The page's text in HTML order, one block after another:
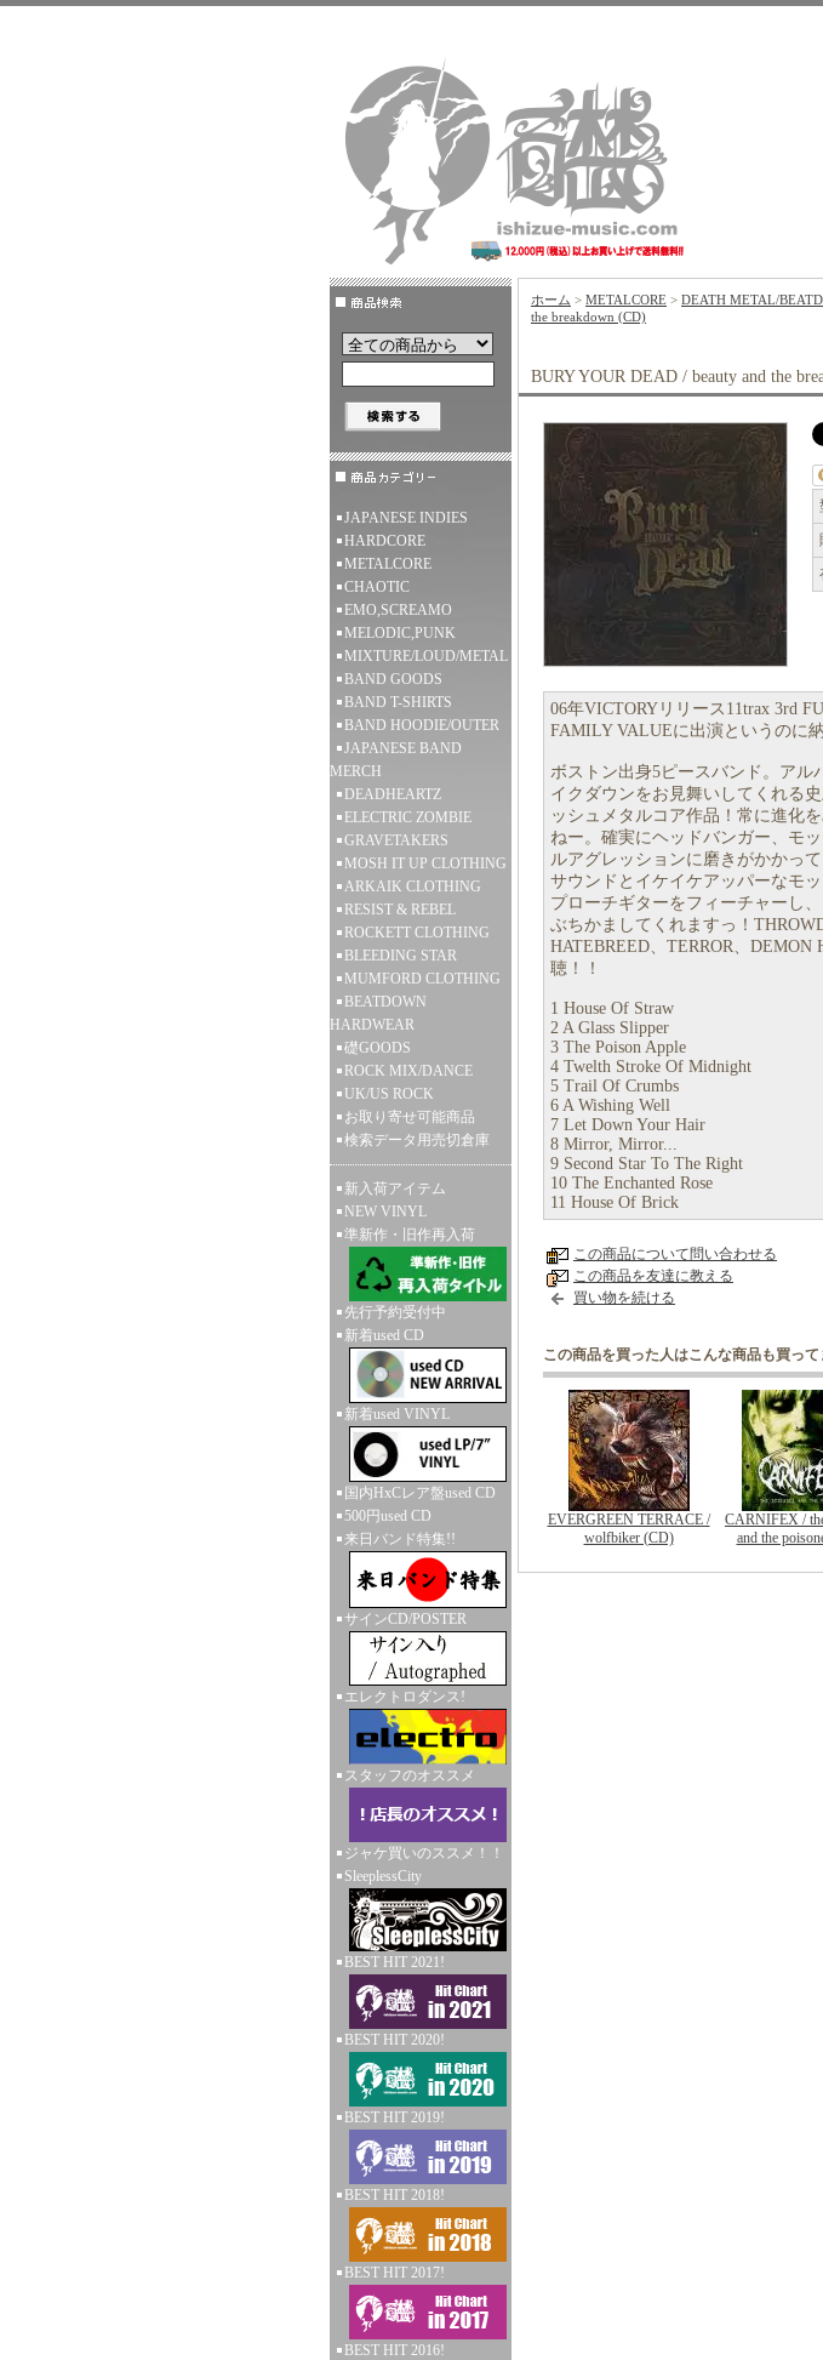
JAPANESE INDIES
HARDCORE
METALCORE
CHAOTIC
EMO,SCREAMO
MELODIC,PUNK
MIXTURE/LOUD/METAL
BAND GOODS
BAND T-SHIRTS
BAND HOODIE/OUTER
JAPANESE BAND
MERCH
DEADHEARTZ
ELECTRIC ZOMBIE
GRAVETAKERS
MOSH IT UP CLOTHING
ARKAIK CLOTHING
RESIST & REBEL
ROCKETT CLOTHING
BLEEDING STAR
MUMFORD CLOTHING
BEATDOWN
HARDWEAR
礎GOODS
ROCK MIX/DANCE
UK/US ROCK
お取り寄せ可能商品
検索データ用売切倉庫
新入荷アイテム
NEW VINYL
準新作・旧作再入荷
先行予約受付中
新着used CD
新着used VINYL
国内HxCレア盤used CD
500円used CD
来日バンド特集!!
サインCD/POSTER
エレクトロダンス!
スタッフのオススメ
ジャケ買いのススメ！！
SleeplessCity
BEST HIT 2021!
BEST HIT 2020!
BEST HIT 2019!
BEST HIT 2018!
BEST HIT 2017!
BEST HIT 2016!
ホーム > METALCORE > DEATH METAL/
the breakdown (CD)
BURY YOUR DEAD / beauty and the
06年VICTORYリリース11trax 3rd
FAMILY VALUEに出演というのに納
ボストン出身5ピースバンド。アル
イクダウンをお見舞いしてくれる
ッシュメタルコア作品！常に進化
ねー。確実にヘッドバンガー、モ
ルアグレッションに磨きがかかっ
サウンドとイケイケアッパーなモ
プローチギターをフィーチャーし
ぶちかましてくれますっ！
HATEBREED、TERROR、
聴！！
1 House Of Straw
2 A Glass Slipper
3 The Poison Apple
4 Twelth Stroke Of Midnight
5 Trail Of Crumbs
6 A Wishing Well
7 Let Down Your Hair
8 Mirror, Mirror...
9 Second Star To The Right
10 The Enchanted Rose
11 House Of Brick
この商品について問い合わせる
この商品を友達に教える
買い物を続ける
この商品を買った人はこんな商品も買って
EVERGREEN TERRACE /
wolfbiker (CD)
CARNIFEX /
and the